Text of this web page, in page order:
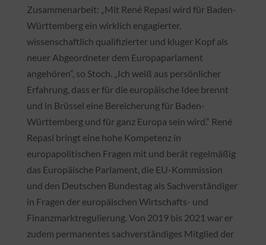
Zusammenarbeit: „Mit René Repasi wird für Baden-
Württemberg ein wirklich engagierter,
wissenschaftlich qualifizierter und kluger Kopf als
neuer Abgeordneter dem Europaparlament
angehören“, so Stoch. „Ich weiß aus persönlicher
Erfahrung, dass er für die europäische Idee brennt
und in Brüssel eine Bereicherung für Baden-
Württemberg und für ganz Europa sein wird.“ René
Repasi bringt eine hohe Kompetenz in
europapolitischen Fragen mit und berät regelmäßig
das Europäische Parlament, die EU-Kommission
und den Deutschen Bundestag als Sachverständiger
in Fragen der europäischen Wirtschafts- und
Finanzmarktregulierung. Von 2019 bis 2021 war er
zudem permanentes sachverständiges Mitglied der